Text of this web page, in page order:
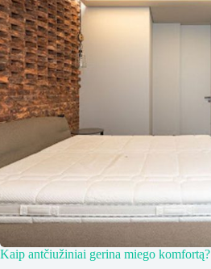
Kaip antčiužiniai gerina miego komfortą?